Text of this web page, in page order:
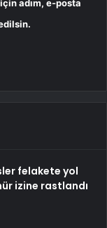
adım, e-posta
felakete yol
izine rastlandı